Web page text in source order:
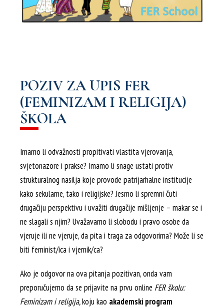
POZIV ZA UPIS FER
(FEMINIZAM I RELIGIJA)
ŠKOLA
Imamo li odvažnosti propitivati vlastita vjerovanja,
svjetonazore i prakse? Imamo li snage ustati protiv
strukturalnog nasilja koje provode patrijarhalne institucije
kako sekularne, tako i religijske? Jesmo li spremni čuti
drugačiju perspektivu i uvažiti drugačije mišljenje – makar se i
ne slagali s njim? Uvažavamo li slobodu i pravo osobe da
vjeruje ili ne vjeruje, da pita i traga za odgovorima? Može li se
biti feminist/ica i vjernik/ca?
Ako je odgovor na ova pitanja pozitivan, onda vam
preporučujemo da se prijavite na prvu online FER školu:
Feminizam i religija,koju kao akademski program